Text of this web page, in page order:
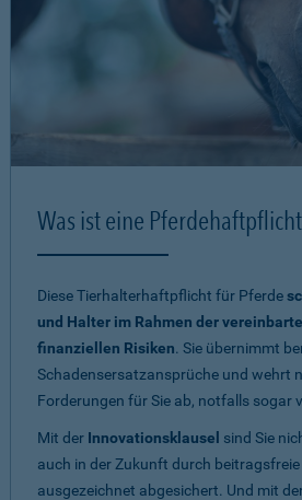
Was ist eine
Diese Tierhalterhaftpflicht für Pferde
und Halter im Rahmen der
finanziellen Risiken. Sie übernimmt
Schadensersatzansprüche und wehrt
Forderungen für Sie ab, notfalls sogar
Mit der Innovationsklausel sind Sie
auch in der Zukunft durch
ausgezeichnet abgesichert. Und mit